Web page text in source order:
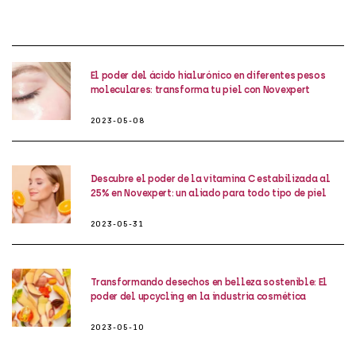
El poder del ácido hialurónico en diferentes pesos
moleculares: transforma tu piel con Novexpert
2023-05-08
Descubre el poder de la vitamina C estabilizada al
25% en Novexpert: un aliado para todo tipo de piel
2023-05-31
Transformando desechos en belleza sostenible: El
poder del upcycling en la industria cosmética
2023-05-10